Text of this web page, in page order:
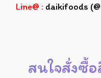
Line@ : daikifoods
สนใจสั่งซื้